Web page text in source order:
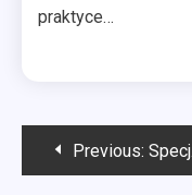
praktyce…
Nawigacja
Previous: Specjalista Google Ads